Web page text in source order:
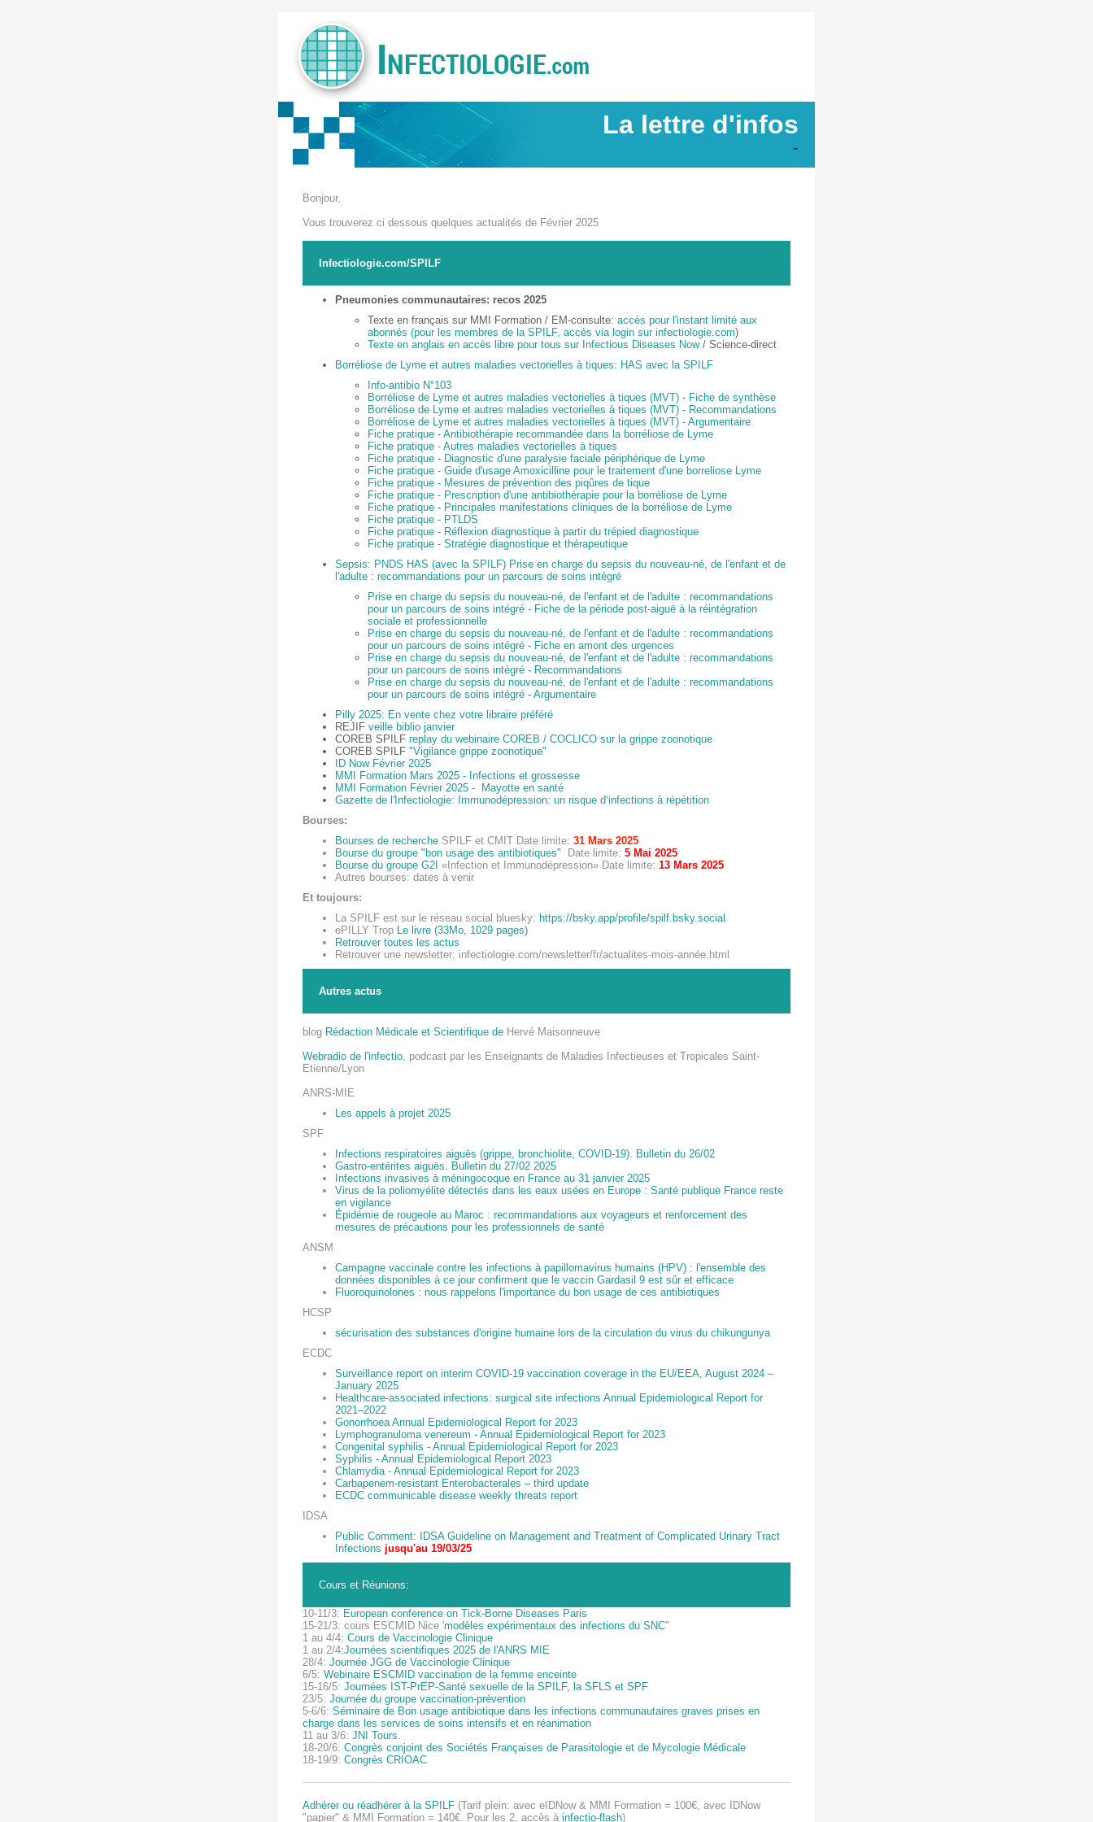
La lettre d'infos
-
Bonjour,
Vous trouverez ci dessous quelques actualités de Février 2025
Infectiologie.com/SPILF
Pneumonies communautaires: recos 2025
Texte en français sur MMI Formation / EM-consulte: accès pour l'instant limité aux
abonnés (pour les membres de la SPILF, accès via login sur infectiologie.com)
Texte en anglais en accès libre pour tous sur Infectious Diseases Now/ Science-direct
Borréliose de Lyme et autres maladies vectorielles à tiques: HAS avec la SPILF
Info-antibio N°103
Borréliose de Lyme et autres maladies vectorielles à tiques (MVT) - Fiche de synthèse
Borréliose de Lyme et autres maladies vectorielles à tiques (MVT) - Recommandations
Borréliose de Lyme et autres maladies vectorielles à tiques (MVT) - Argumentaire
Fiche pratique - Antibiothérapie recommandée dans la borréliose de Lyme
Fiche pratique - Autres maladies vectorielles à tiques
Fiche pratique - Diagnostic d'une paralysie faciale périphérique de Lyme
Fiche pratique - Guide d'usage Amoxicilline pour le traitement d'une borreliose Lyme
Fiche pratique - Mesures de prévention des piqûres de tique
Fiche pratique - Prescription d'une antibiothérapie pour la borréliose de Lyme
Fiche pratique - Principales manifestations cliniques de la borréliose de Lyme
Fiche pratique - PTLDS
Fiche pratique - Réflexion diagnostique à partir du trépied diagnostique
Fiche pratique - Stratégie diagnostique et thérapeutique
Sepsis: PNDS HAS (avec la SPILF) Prise en charge du sepsis du nouveau-né, de l'enfant et de
l'adulte : recommandations pour un parcours de soins intégré
Prise en charge du sepsis du nouveau-né, de l'enfant et de l'adulte : recommandations
pour un parcours de soins intégré - Fiche de la période post-aiguë à la réintégration
sociale et professionnelle
Prise en charge du sepsis du nouveau-né, de l'enfant et de l'adulte : recommandations
pour un parcours de soins intégré - Fiche en amont des urgences
Prise en charge du sepsis du nouveau-né, de l'enfant et de l'adulte : recommandations
pour un parcours de soins intégré - Recommandations
Prise en charge du sepsis du nouveau-né, de l'enfant et de l'adulte : recommandations
pour un parcours de soins intégré - Argumentaire
Pilly 2025: En vente chez votre libraire préféré
REJIF veille biblio janvier
COREB SPILF replay du webinaire COREB / COCLICO sur la grippe zoonotique
COREB SPILF "Vigilance grippe zoonotique"
ID Now Février 2025
MMI Formation Mars 2025 - Infections et grossesse
MMI Formation Février 2025 - Mayotte en santé
Gazette de l'Infectiologie: Immunodépression: un risque d‘infections à répétition
Bourses:
Bourses de recherche SPILF et CMIT Date limite: 31 Mars 2025
Bourse du groupe "bon usage des antibiotiques"
Date limite: 5 Mai 2025
Bourse du groupe G2I «Infection et Immunodépression» Date limite: 13 Mars 2025
Autres bourses: dates à venir
Et toujours:
La SPILF est sur le réseau social bluesky: https://bsky.app/profile/spilf.bsky.social
ePILLY Trop Le livre (33Mo, 1029 pages)
Retrouver toutes les actus
Retrouver une newsletter: infectiologie.com/newsletter/fr/actualites-mois-année.html
Autres actus
blog Rédaction Médicale et Scientifique de Hervé Maisonneuve
Webradio de l'infectio, podcast par les Enseignants de Maladies Infectieuses et Tropicales Saint-
Etienne/Lyon
ANRS-MIE
Les appels à projet 2025
SPF
Infections respiratoires aiguës (grippe, bronchiolite, COVID-19). Bulletin du 26/02
Gastro-entérites aiguës. Bulletin du 27/02 2025
Infections invasives à méningocoque en France au 31 janvier 2025
Virus de la poliomyélite détectés dans les eaux usées en Europe : Santé publique France reste
en vigilance
Épidémie de rougeole au Maroc : recommandations aux voyageurs et renforcement des
mesures de précautions pour les professionnels de santé
ANSM
Campagne vaccinale contre les infections à papillomavirus humains (HPV) : l'ensemble des
données disponibles à ce jour confirment que le vaccin Gardasil 9 est sûr et efficace
Fluoroquinolones : nous rappelons l'importance du bon usage de ces antibiotiques
HCSP
sécurisation des substances d'origine humaine lors de la circulation du virus du chikungunya
ECDC
Surveillance report on interim COVID-19 vaccination coverage in the EU/EEA, August 2024 –
January 2025
Healthcare-associated infections: surgical site infections Annual Epidemiological Report for
2021–2022
Gonorrhoea Annual Epidemiological Report for 2023
Lymphogranuloma venereum - Annual Epidemiological Report for 2023
Congenital syphilis - Annual Epidemiological Report for 2023
Syphilis - Annual Epidemiological Report 2023
Chlamydia - Annual Epidemiological Report for 2023
Carbapenem-resistant Enterobacterales – third update
ECDC communicable disease weekly threats report
IDSA
Public Comment: IDSA Guideline on Management and Treatment of Complicated Urinary Tract
Infections jusqu'au 19/03/25
Cours et Réunions:
10-11/3: European conference on Tick-Borne Diseases Paris
15-21/3: cours ESCMID Nice 'modèles expérimentaux des infections du SNC"
1 au 4/4: Cours de Vaccinologie Clinique
1 au 2/4:Journées scientifiques 2025 de l'ANRS MIE
28/4: Journée JGG de Vaccinologie Clinique
6/5: Webinaire ESCMID vaccination de la femme enceinte
15-16/5: Journées IST-PrEP-Santé sexuelle de la SPILF, la SFLS et SPF
23/5: Journée du groupe vaccination-prévention
5-6/6: Séminaire de Bon usage antibiotique dans les infections communautaires graves prises en
charge dans les services de soins intensifs et en réanimation
11 au 3/6: JNI Tours.
18-20/6: Congrès conjoint des Sociétés Françaises de Parasitologie et de Mycologie Médicale
18-19/9: Congrès CRIOAC
Adhérer ou réadhérer à la SPILF (Tarif plein: avec eIDNow & MMI Formation = 100€, avec IDNow
"papier" & MMI Formation = 140€. Pour les 2, accès à infectio-flash)